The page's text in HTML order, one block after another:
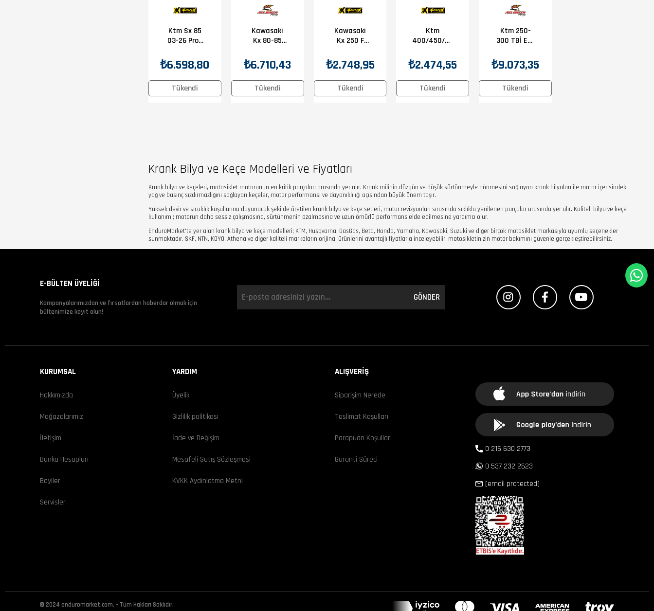
Tükendi
Ktm Sx 85
03-26 Prox
Keçe Seti
₺6.598,80
Tükendi
Kawasaki
Kx 80-85
Keçe Seti
₺6.710,43
Tükendi
Kawasaki
Kx 250 F
Bilyası
30x62x16
₺2.748,95
Tükendi
Ktm
400/450/500/530Exc-
Bilyası
₺2.474,55
Tükendi
Ktm 250-
300 TBİ Exc
Bilya Keçe
Seti
₺9.073,35
Krank Bilya ve Keçe Modelleri ve Fiyatları
Krank bilya ve keçeleri, motosiklet motorunun en kritik parçaları arasında yer alır. Krank milinin düzgün ve düşük sürtünmeyle dönmesini sağlayan krank bilyaları ile motor içerisindeki
yağ ve basınç sızdırmazlığını sağlayan keçeler, motor performansı ve dayanıklılığı açısından büyük önem taşır.
Yüksek devir ve sıcaklık koşullarına dayanacak şekilde üretilen krank bilya ve keçe setleri, motor revizyonları sırasında sıklıkla yenilenen parçalar arasında yer alır. Kaliteli bilya ve keçe
kullanımı; motorun daha sessiz çalışmasına, sürtünmenin azalmasına ve uzun ömürlü performans elde edilmesine yardımcı olur.
EnduroMarket'te yer alan krank bilya ve keçe modelleri; KTM, Husqvarna, GasGas, Beta, Honda, Yamaha, Kawasaki, Suzuki ve diğer birçok motosiklet markasıyla uyumlu seçenekler
sunmaktadır. SKF, NTN, KOYO, Athena ve diğer kaliteli markaların orijinal ürünlerini avantajlı fiyatlarla inceleyebilir, motosikletinizin motor bakımını güvenle gerçekleştirebilirsiniz.
E-BÜLTEN ÜYELİĞİ
Kampanyalarımızdan ve fırsatlardan haberdar olmak için
bültenimize kayıt olun!
GÖNDER
KURUMSAL
Hakkımızda
Mağazalarımız
İletişim
Banka Hesapları
Bayiler
Servisler
YARDIM
Üyelik
Gizlilik politikası
İade ve Değişim
Mesafeli Satış Sözleşmesi
KVKK Aydınlatma Metni
ALIŞVERİŞ
Siparişim Nerede
Teslimat Koşulları
Parapuan Koşulları
Garanti Süreci
0 216 630 2773
0 537 232 2623
[email protected]
© 2024 enduromarket.com. - Tüm Hakları Saklıdır.